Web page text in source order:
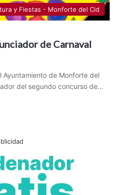
y Fiestas - Monforte del Cid
de Carnaval
de Monforte del
del segundo concurso de…